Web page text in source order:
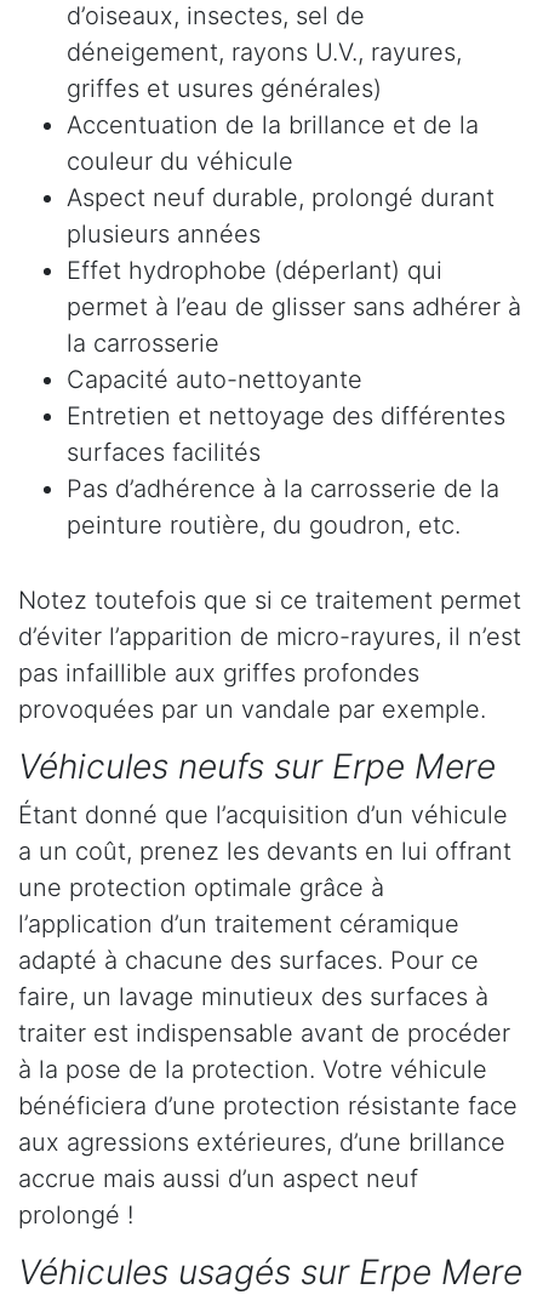
d’oiseaux, insectes, sel de
déneigement, rayons U.V., rayures,
griffes et usures générales)
Accentuation de la brillance et de la
couleur du véhicule
Aspect neuf durable, prolongé durant
plusieurs années
Effet hydrophobe (déperlant) qui
permet à l’eau de glisser sans adhérer à
la carrosserie
Capacité auto-nettoyante
Entretien et nettoyage des différentes
surfaces facilités
Pas d’adhérence à la carrosserie de la
peinture routière, du goudron, etc.
Notez toutefois que si ce traitement permet
d’éviter l’apparition de micro-rayures, il n’est
pas infaillible aux griffes profondes
provoquées par un vandale par exemple.
Véhicules neufs sur Erpe Mere
Étant donné que l’acquisition d’un véhicule
a un coût, prenez les devants en lui offrant
une protection optimale grâce à
l’application d’un traitement céramique
adapté à chacune des surfaces. Pour ce
faire, un lavage minutieux des surfaces à
traiter est indispensable avant de procéder
à la pose de la protection. Votre véhicule
bénéficiera d’une protection résistante face
aux agressions extérieures, d’une brillance
accrue mais aussi d’un aspect neuf
prolongé !
Véhicules usagés sur Erpe Mere